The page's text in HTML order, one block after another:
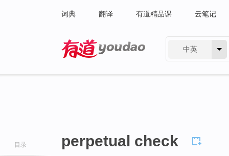
词典 翻译 有道精品课 云笔记
中英
目录 perpetual check